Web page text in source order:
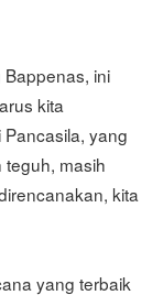
ini
kita
yang
masih
kita
yang terbaik